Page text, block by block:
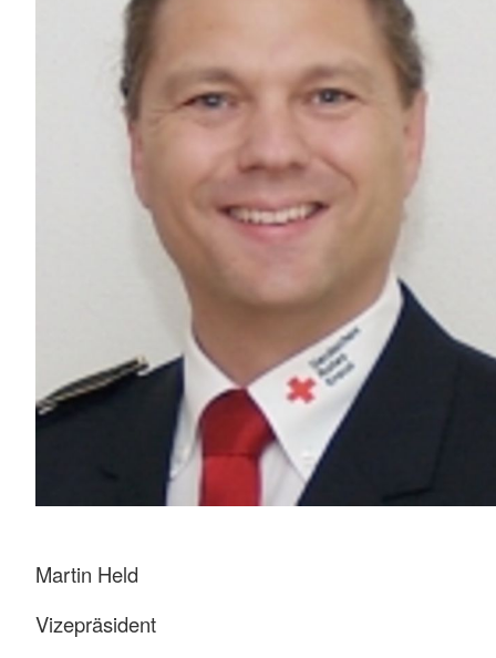
Martin Held
Vizepräsident